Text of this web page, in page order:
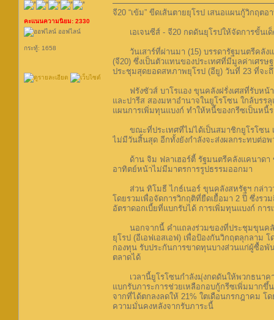
คะแนนความนิยม: 2330
ออฟไลน์
กระทู้: 1658
จี20 “เข้ม” ขีดเส้นตายยุโรป เสนอแผนกู้วิกฤตอ
เอเจนซีส์ - จี20 กดดันยุโรปให้จัดการขั้นเด็
วันเสาร์ที่ผ่านมา (15) บรรดารัฐมนตรีคลังแ
(จี20) ซึ่งเป็นตัวแทนของประเทศที่มีมูลค่าเศร
ประชุมสุดยอดสหภาพยุโรป (อียู) วันที่ 23 ที่จะ
ฟรังซัวส์ บาโรแอง ขุนคลังฝรั่งเศสที่รับหน้า
และปารีส สองมหาอำนาจในยูโรโซน ใกล้บรร
แผนการเพิ่มทุนแบงก์ ทำให้หนี้ของกรีซเป็นห
ขณะที่ประเทศที่ไม่ได้เป็นสมาชิกยูโรโซน เ
ไม่มีวันสิ้นสุด อีกทั้งยังกำลังจะส่งผลกระทบต่อ
ด้าน จิม ฟลาเฮอร์ตี้ รัฐมนตรีคลังแคนาดา ข
อาทิตย์หน้าไม่มีมาตรการรูปธรรมออกมา
ส่วน ทิโมธี ไกธ์เนอร์ ขุนคลังสหรัฐฯ กล่าวว่
โดยรวมเพื่อจัดการวิกฤติที่ยืดเยื้อมา 2 ปี ซึ่งรว
อัตราดอกเบี้ยที่แบกรับได้ การเพิ่มทุนแบงก์ ก
นอกจากนี้ คำแถลงร่วมของที่ประชุมขุนคลัง
ยุโรป (อีเอฟเอสเอฟ) เพื่อป้องกันวิกฤตลุกลาม
กองทุน รับประกันการขาดทุนบางส่วนแก่ผู้ซื้อพั
ตลาดได้
เวลานี้ยูโรโซนกำลังมุ่งกดดันให้พวกธนาค
แบกรับภาระการช่วยเหลือกอบกู้กรีซเพิ่มมาก
จากที่ได้ตกลงลดให้ 21% ใตเดือนกรกฎาคม โ
ความมั่นคงหลังจากรับภาระนี้